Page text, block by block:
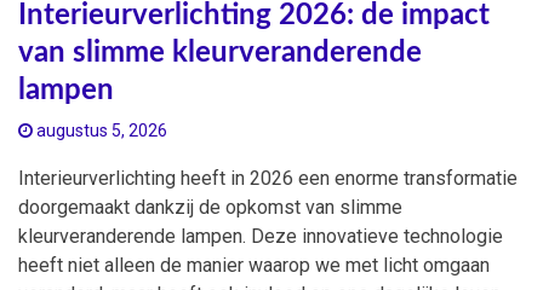
Interieurverlichting 2026: de impact
van slimme kleurveranderende
lampen
augustus 5, 2026
Interieurverlichting heeft in 2026 een enorme transformatie
doorgemaakt dankzij de opkomst van slimme
kleurveranderende lampen. Deze innovatieve technologie
heeft niet alleen de manier waarop we met licht omgaan